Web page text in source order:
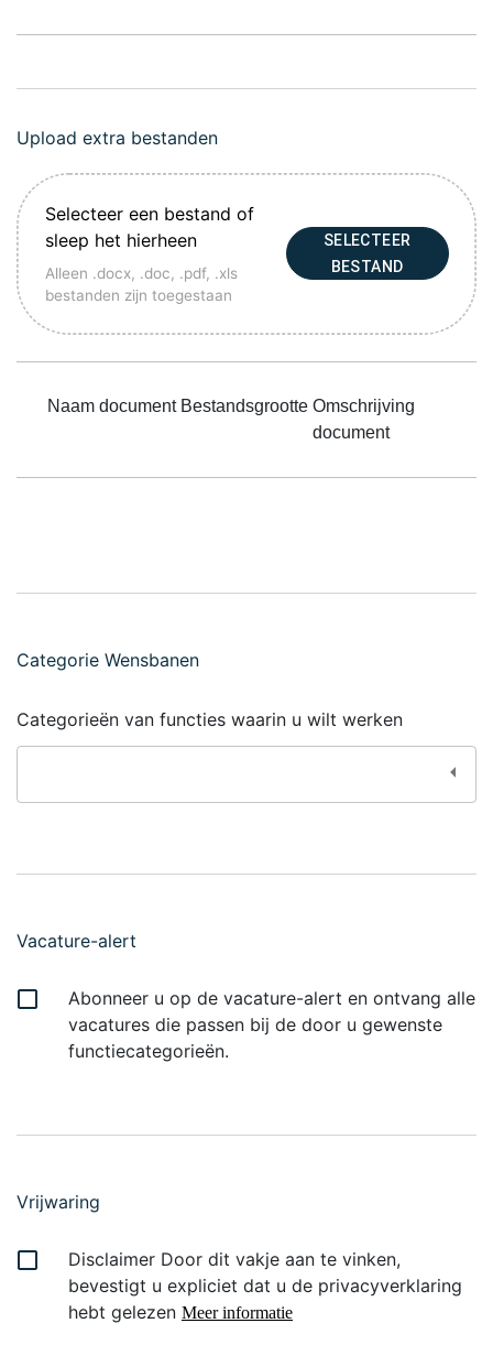
Upload extra bestanden
Naam document Bestandsgrootte Omschrijving
document
Selecteer een bestand of
sleep het hierheen
Alleen .docx, .doc, .pdf, .xls
bestanden zijn toegestaan
SELECTEER
BESTAND
Categorie Wensbanen
Categorieën van functies waarin u wilt werken
Vacature-alert
Abonneer u op de vacature-alert en ontvang alle
vacatures die passen bij de door u gewenste
functiecategorieën.
Vrijwaring
Disclaimer Door dit vakje aan te vinken,
bevestigt u expliciet dat u de privacyverklaring
hebt gelezen Meer informatie